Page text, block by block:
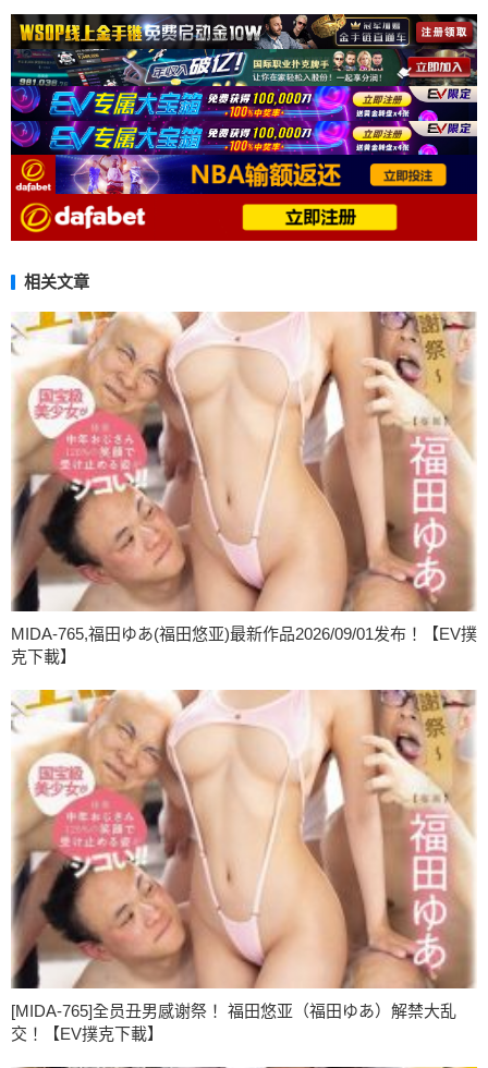
相关文章
MIDA-765,福田ゆあ(福田悠亚)最新作品2026/09/01发布！【EV撲
克下載】
[MIDA-765]全员丑男感谢祭！ 福田悠亚（福田ゆあ）解禁大乱
交！【EV撲克下載】